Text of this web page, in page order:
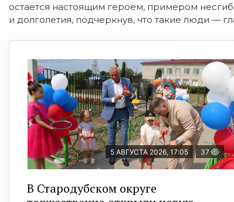
остается настоящим героем, примером
и долголетия, подчеркнув, что такие люди —
5 АВГУСТА 2026, 17:05 37
В Стародубском округе